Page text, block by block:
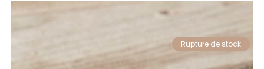
Rupture de stock